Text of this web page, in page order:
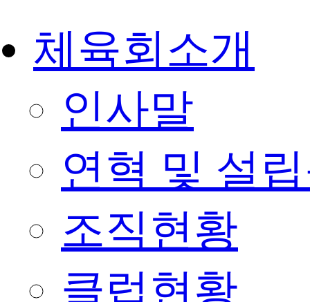
체육회소개
인사말
연혁 및 설
조직현황
클럽현황